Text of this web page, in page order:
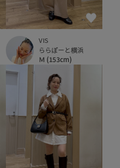
VIS
ららぽーと横浜
Ｍ (153cm)